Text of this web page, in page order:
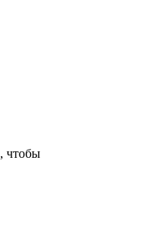
чтобы